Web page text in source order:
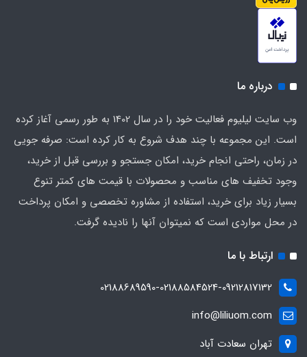
درباره ما
وب سایت لیلیوم فعالیت خود را در سال 1402 به طور رسمی آغاز کرده
است. این مجموعه با چند هدف شروع به کار کرده است: صرفه جویی
در زمان، راحتی انجام خرید، امکان جستجو و بررسی قبل از خرید،
وجود تخفیف های مناسب و محصولات با قیمت های کمتر تنوع
بسیار زیاد برای خرید، استفاده از مشاوره تخصصی و امکان پرداخت
در محل مواردی است که نمیتوان آنها را نادیده گرفت.
ارتباط با ما
02188689590-02188584524-09212817132
info@liliuom.com
تهران سعادت آباد